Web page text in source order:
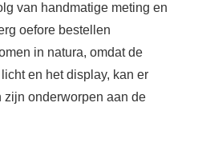
van handmatige meting en
oefore bestellen
in natura, omdat de
en het display, kan er
zijn onderworpen aan de